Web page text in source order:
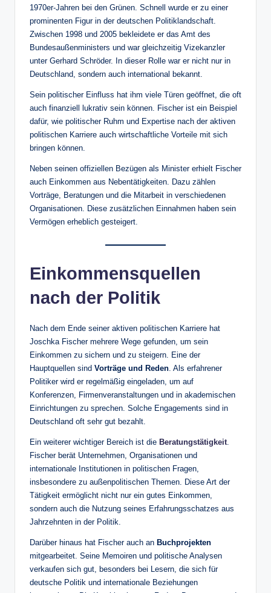
1970er-Jahren bei den Grünen. Schnell wurde er zu einer
prominenten Figur in der deutschen Politiklandschaft.
Zwischen 1998 und 2005 bekleidete er das Amt des
Bundesaußenministers und war gleichzeitig Vizekanzler
unter Gerhard Schröder. In dieser Rolle war er nicht nur in
Deutschland, sondern auch international bekannt.
Sein politischer Einfluss hat ihm viele Türen geöffnet, die oft
auch finanziell lukrativ sein können. Fischer ist ein Beispiel
dafür, wie politischer Ruhm und Expertise nach der aktiven
politischen Karriere auch wirtschaftliche Vorteile mit sich
bringen können.
Neben seinen offiziellen Bezügen als Minister erhielt Fischer
auch Einkommen aus Nebentätigkeiten. Dazu zählen
Vorträge, Beratungen und die Mitarbeit in verschiedenen
Organisationen. Diese zusätzlichen Einnahmen haben sein
Vermögen erheblich gesteigert.
Einkommensquellen
nach der Politik
Nach dem Ende seiner aktiven politischen Karriere hat
Joschka Fischer mehrere Wege gefunden, um sein
Einkommen zu sichern und zu steigern. Eine der
Hauptquellen sind Vorträge und Reden . Als erfahrener
Politiker wird er regelmäßig eingeladen, um auf
Konferenzen, Firmenveranstaltungen und in akademischen
Einrichtungen zu sprechen. Solche Engagements sind in
Deutschland oft sehr gut bezahlt.
Ein weiterer wichtiger Bereich ist die Beratungstätigkeit
Fischer berät Unternehmen, Organisationen und
internationale Institutionen in politischen Fragen,
insbesondere zu außenpolitischen Themen. Diese Art der
Tätigkeit ermöglicht nicht nur ein gutes Einkommen,
sondern auch die Nutzung seines Erfahrungsschatzes aus
Jahrzehnten in der Politik.
Darüber hinaus hat Fischer auch an Buchprojekten
mitgearbeitet. Seine Memoiren und politische Analysen
verkaufen sich gut, besonders bei Lesern, die sich für
deutsche Politik und internationale Beziehungen